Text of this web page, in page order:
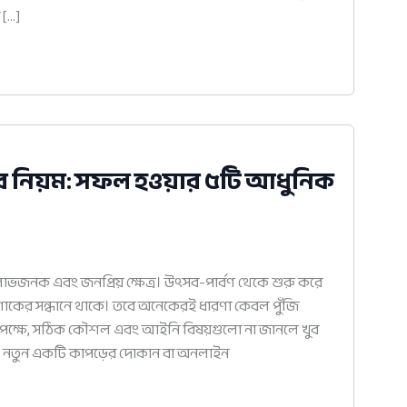
[…]
নিয়ম: সফল হওয়ার ৫টি আধুনিক
এবং জনপ্রিয় ক্ষেত্র। উৎসব-পার্বণ থেকে শুরু করে
সন্ধানে থাকে। তবে অনেকেরই ধারণা কেবল পুঁজি
সঠিক কৌশল এবং আইনি বিষয়গুলো না জানলে খুব
একটি কাপড়ের দোকান বা অনলাইন